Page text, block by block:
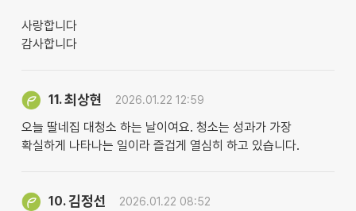
사랑합니다
감사합니다
11.최상현 2026.01.22 12:59
오늘 딸네집 대청소 하는 날이여요. 청소는 성과가 가장
확실하게 나타나는 일이라 즐겁게 열심히 하고 있습니다.
10.김정선 2026.01.22 08:52